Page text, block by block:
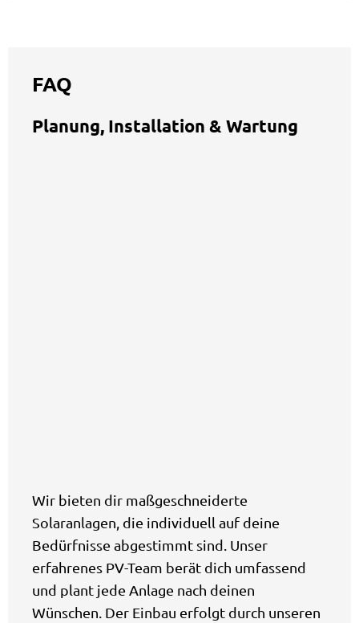
FAQ
Planung, Installation & Wartung
Wir bieten dir maßgeschneiderte
Solaranlagen, die individuell auf deine
Bedürfnisse abgestimmt sind. Unser
erfahrenes PV-Team berät dich umfassend
und plant jede Anlage nach deinen
Wünschen. Der Einbau erfolgt durch unseren